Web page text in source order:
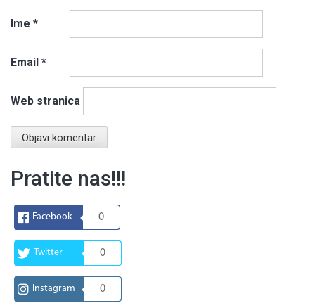
Ime *
Email *
Web stranica
Pratite nas!!!
Facebook 0
Twitter 0
Instagram 0